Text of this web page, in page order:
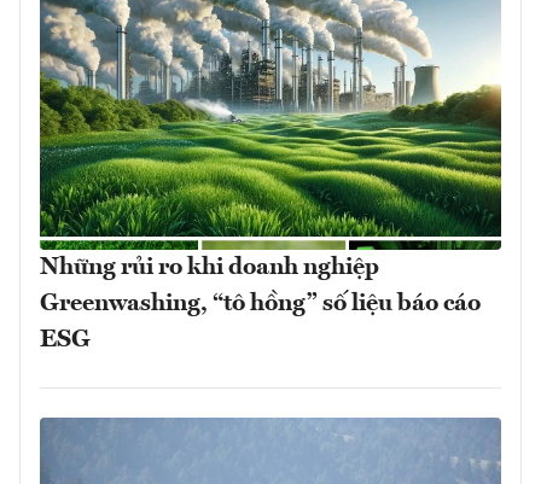
Những rủi ro khi doanh nghiệp
Greenwashing, “tô hồng” số liệu báo cáo
ESG